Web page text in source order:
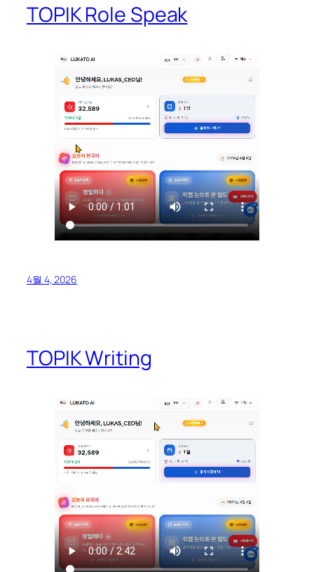
TOPIK Role Speak
4월 4, 2026
TOPIK Writing